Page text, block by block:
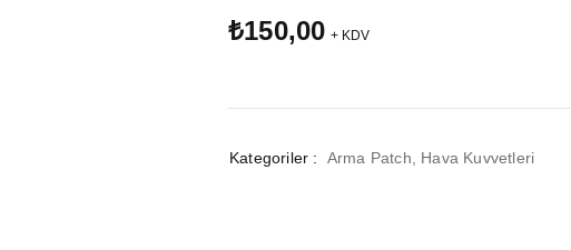
₺150,00 + KDV
Kategoriler : Arma Patch Hava Kuvvetleri